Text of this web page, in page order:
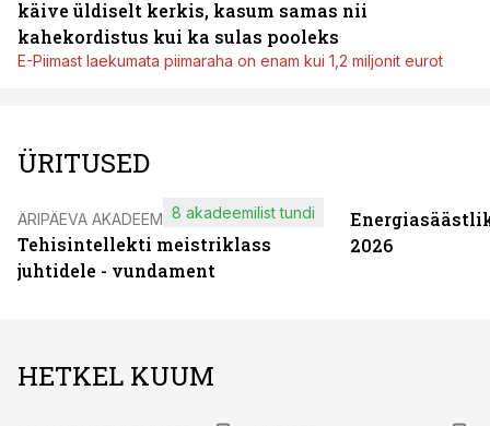
käive üldiselt kerkis, kasum samas nii
kahekordistus kui ka sulas pooleks
E-Piimast laekumata piimaraha on enam kui 1,2 miljonit eurot
ÜRITUSED
ÄRIPÄEVA AKADEEMIA
Tehisintellekti meistriklass
juhtidele - vundament
8 akadeemilist tundi
2026
HETKEL KUUM